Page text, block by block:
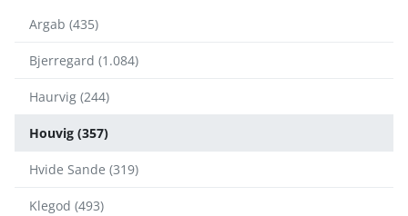
Argab (435)
Bjerregard (1.084)
Haurvig (244)
Houvig (357)
Hvide Sande (319)
Klegod (493)